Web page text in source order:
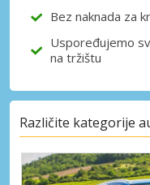
Bez naknada za
Uspoređujemo
na tržištu
Različite kategorije